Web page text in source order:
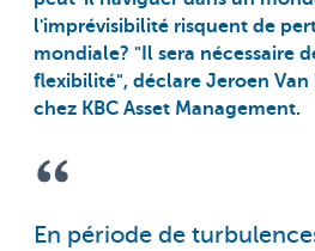
l'imprévisibilité risquent de
mondiale? "Il sera nécessaire
flexibilité", déclare Jeroen
chez KBC Asset Management.
En période de